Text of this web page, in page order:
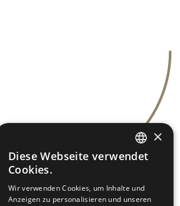
GERMAN
×
Diese Webseite verwendet
Cookies.
Wir verwenden Cookies, um Inhalte und
Anzeigen zu personalisieren und unseren